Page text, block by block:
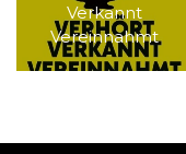
Verkannt
Vereinnahmt